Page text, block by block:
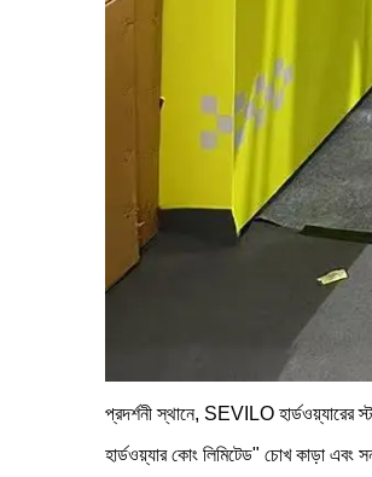
প্রদর্শনী স্থানে, SEVILO হার্ডওয়্যারের
হার্ডওয়্যার কোং লিমিটেড" চোখ কাড়া এবং